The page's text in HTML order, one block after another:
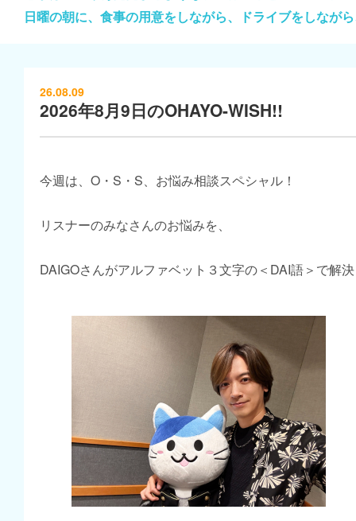
日曜の朝に、食事の用意をしながら、ドライブをしなが
26.08.09
2026年8月9日のOHAYO-WISH!!
今週は、O・S・S、お悩み相談スペシャル！
リスナーのみなさんのお悩みを、
DAIGOさんがアルファベット３文字の＜DAI語＞で解